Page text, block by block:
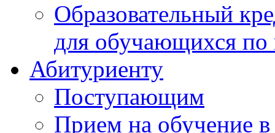
Образовательный
для обучающихся
Абитуриенту
Поступающим
Прием на обучение в